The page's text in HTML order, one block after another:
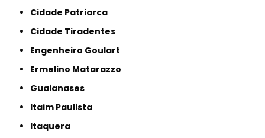
Cidade Patriarca
Cidade Tiradentes
Engenheiro Goulart
Ermelino Matarazzo
Guaianases
Itaim Paulista
Itaquera